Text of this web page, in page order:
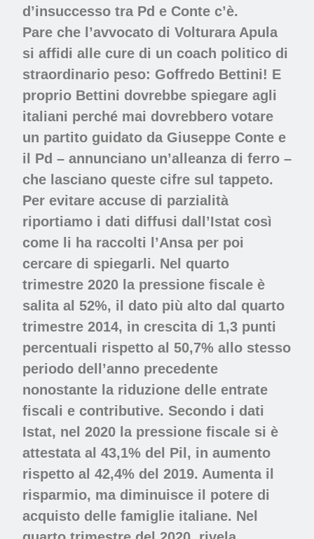
d’insuccesso tra Pd e Conte c’è.
Pare che l’avvocato di Volturara Apula
si affidi alle cure di un coach politico di
straordinario peso: Goffredo Bettini! E
proprio Bettini dovrebbe spiegare agli
italiani perché mai dovrebbero votare
un partito guidato da Giuseppe Conte e
il Pd – annunciano un’alleanza di ferro –
che lasciano queste cifre sul tappeto.
Per evitare accuse di parzialità
riportiamo i dati diffusi dall’Istat così
come li ha raccolti l’Ansa per poi
cercare di spiegarli. Nel quarto
trimestre 2020 la pressione fiscale è
salita al 52%, il dato più alto dal quarto
trimestre 2014, in crescita di 1,3 punti
percentuali rispetto al 50,7% allo stesso
periodo dell’anno precedente
nonostante la riduzione delle entrate
fiscali e contributive. Secondo i dati
Istat, nel 2020 la pressione fiscale si è
attestata al 43,1% del Pil, in aumento
rispetto al 42,4% del 2019. Aumenta il
risparmio, ma diminuisce il potere di
acquisto delle famiglie italiane. Nel